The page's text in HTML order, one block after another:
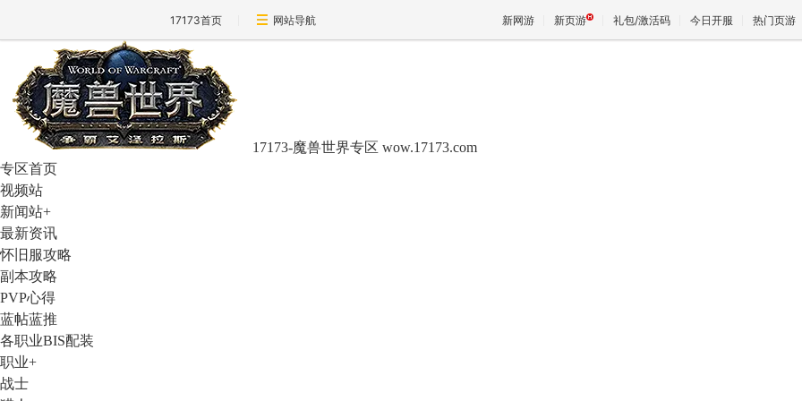
17173首页 网站导航 新网游 新页游 礼包/激活码 今日开服 热门页游
17173-魔兽世界专区 wow.17173.com
专区首页
视频站
新闻站+
最新资讯
怀旧服攻略
副本攻略
PVP心得
蓝帖蓝推
各职业BIS配装
职业+
战士